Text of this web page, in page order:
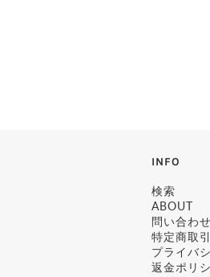
INFO
検索
ABOUT
問い合わせ
特定商取
プライバ
返金ポリ